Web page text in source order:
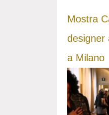
Mostra
designer
a Milano